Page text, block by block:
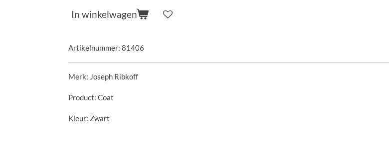
In winkelwagen
Artikelnummer: 81406
Merk: Joseph Ribkoff
Product: Coat
Kleur: Zwart